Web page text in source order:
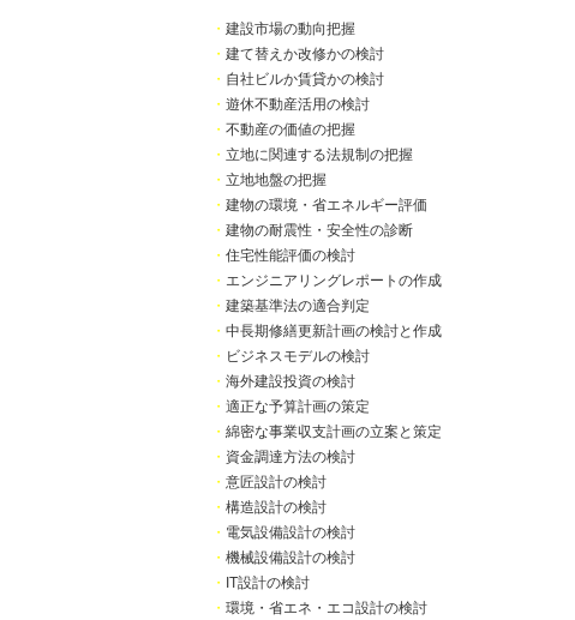
・ 建設市場の動向把握
・ 建て替えか改修かの検討
・ 自社ビルか賃貸かの検討
・ 遊休不動産活用の検討
・ 不動産の価値の把握
・ 立地に関連する法規制の把握
・ 立地地盤の把握
・ 建物の環境・省エネルギー評価
・ 建物の耐震性・安全性の診断
・ 住宅性能評価の検討
・ エンジニアリングレポートの作成
・ 建築基準法の適合判定
・ 中長期修繕更新計画の検討と作成
・ ビジネスモデルの検討
・ 海外建設投資の検討
・ 適正な予算計画の策定
・ 綿密な事業収支計画の立案と策定
・ 資金調達方法の検討
・ 意匠設計の検討
・ 構造設計の検討
・ 電気設備設計の検討
・ 機械設備設計の検討
・ IT設計の検討
・ 環境・省エネ・エコ設計の検討